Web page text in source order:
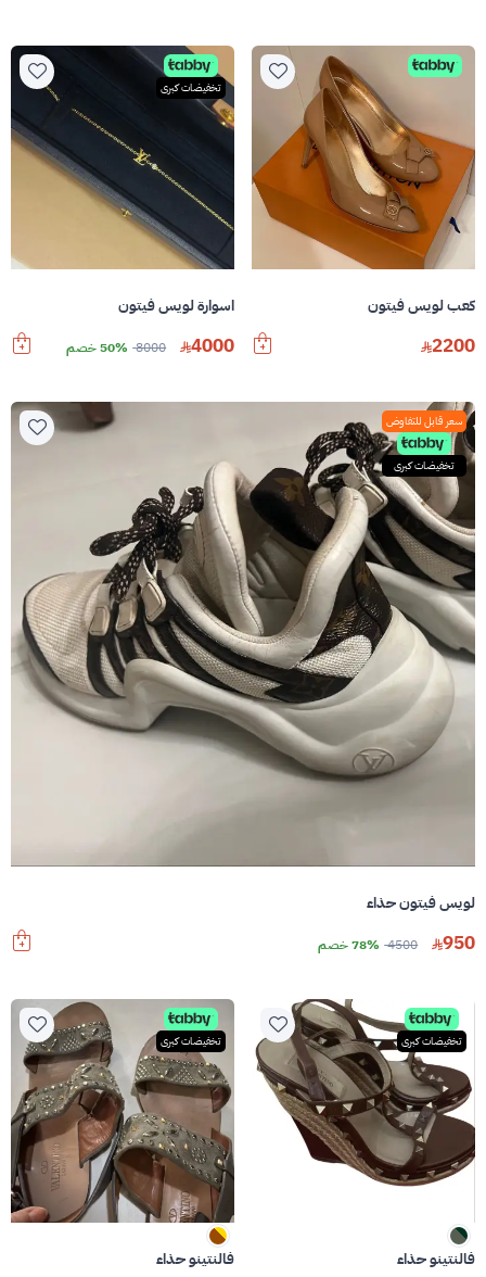
كعب لويس فيتون
2200
تخفيضات كبرى
اسوارة لويس فيتون
4000
8000 50% خصم
سعر قابل للتفاوض
تخفيضات كبرى
لويس فيتون حذاء
950
4500 78% خصم
تخفيضات كبرى
فالنتينو حذاء
تخفيضات كبرى
فالنتينو حذاء